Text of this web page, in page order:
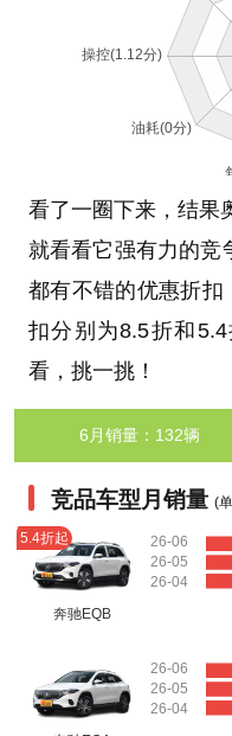
看了一圈下来，结果
就看看它强有力的竞
都有不错的优惠折扣
扣分别为8.5折和
看，挑一挑！
6月销量：132辆
竞品车型月销量 (
5.4折起
奔驰EQB
26-06
26-05
26-04
26-06
26-05
26-04